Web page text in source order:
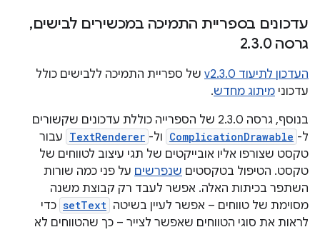
עדכונים בספריית התמיכה במכשירים לבישים,
גרסה 2
.3.0
העדכון לתיעוד v2.3.0
של ספריית התמיכה ללבישים כולל
עדכוני מיתוג מחדש.
בנוסף, גרסה 2.3.0 של הספרייה כוללת עדכונים שקשורים
ל- ComplicationDrawable ול- TextRenderer עבור
טקסט שצורפו אליו אובייקטים של תגי עיצוב לטווחים של
טקסט. הטיפול בטקסטים שנפרשים על פני כמה שורות
השתפר בכיתות האלה. אפשר לעבד רק קבוצת משנה
מסוימת של טווחים – אפשר לעיין בשיטה setText כדי
לראות את סוגי הטווחים שאפשר לצייר – כך שהטווחים לא